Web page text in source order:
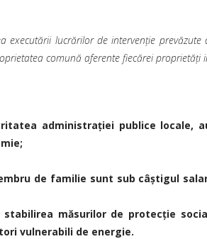
lucrărilor de intervenție prevăzute
comună aferente fiecărei proprietăți
administraţiei publice locale,
de familie sunt sub câştigul
măsurilor de protecţie
vulnerabili de energie.